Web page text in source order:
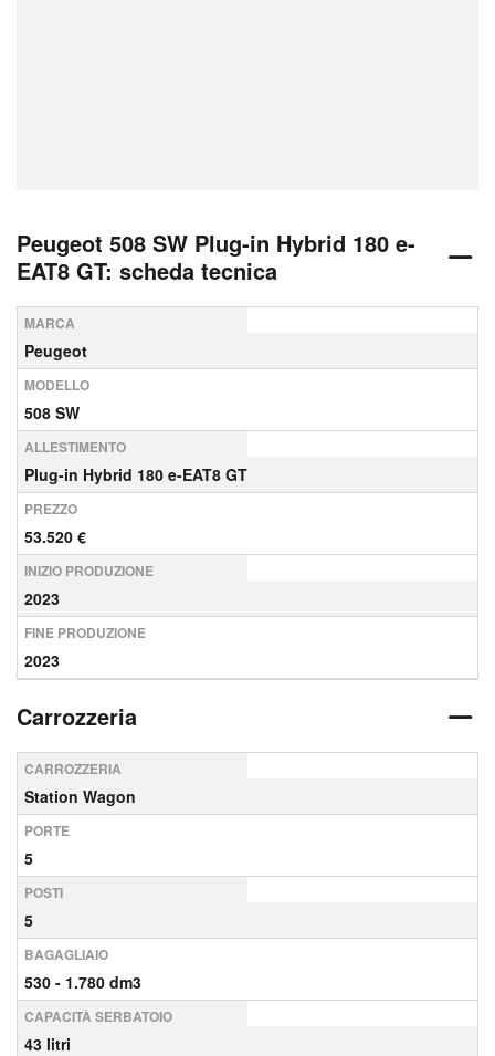
Peugeot 508 SW Plug-in Hybrid 180 e-
EAT8 GT: scheda tecnica
MARCA
Peugeot
MODELLO
508 SW
ALLESTIMENTO
Plug-in Hybrid 180 e-EAT8 GT
PREZZO
53.520 €
INIZIO PRODUZIONE
2023
FINE PRODUZIONE
2023
Carrozzeria
CARROZZERIA
Station Wagon
PORTE
5
POSTI
5
BAGAGLIAIO
530 - 1.780 dm3
CAPACITÀ SERBATOIO
43 litri